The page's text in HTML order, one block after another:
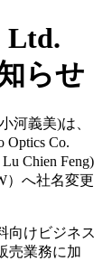
Ltd.
らせ
河義美)は、
Optics Co.
Chien Feng)
）へ社名変更
向けビジネス
売業務に加